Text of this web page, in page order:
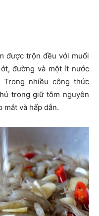
được trộn đều với muối
đường và một ít nước
nhiều công thức
trọng giữ tôm nguyên
và hấp dẫn.